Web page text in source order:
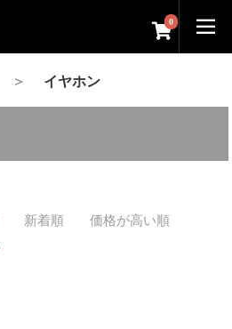
0
＞ イヤホン
新着順 価格が高い順